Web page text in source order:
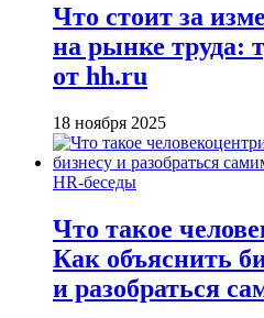
Что стоит за
на рынке труда:
от hh.ru
18 ноября 2025
HR-беседы
Что такое
Как объяснить
и разобраться